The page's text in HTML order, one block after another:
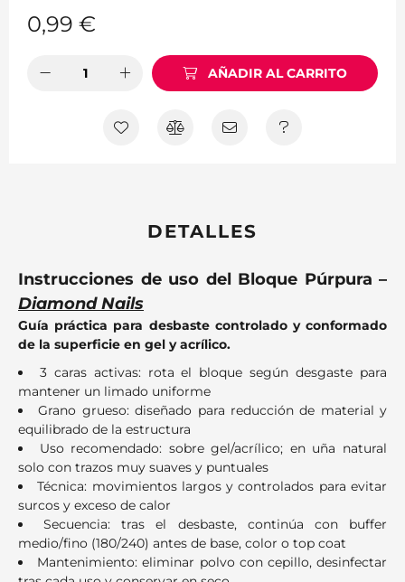
0,99 €
AÑADIR AL CARRITO
DETALLES
Instrucciones de uso del Bloque Púrpura –
Diamond Nails
Guía práctica para desbaste controlado y conformado
de la superficie en gel y acrílico.
3 caras activas: rota el bloque según desgaste para
mantener un limado uniforme
Grano grueso: diseñado para reducción de material y
equilibrado de la estructura
Uso recomendado: sobre gel/acrílico; en uña natural
solo con trazos muy suaves y puntuales
Técnica: movimientos largos y controlados para evitar
surcos y exceso de calor
Secuencia: tras el desbaste, continúa con buffer
medio/fino (180/240) antes de base, color o top coat
Mantenimiento: eliminar polvo con cepillo, desinfectar